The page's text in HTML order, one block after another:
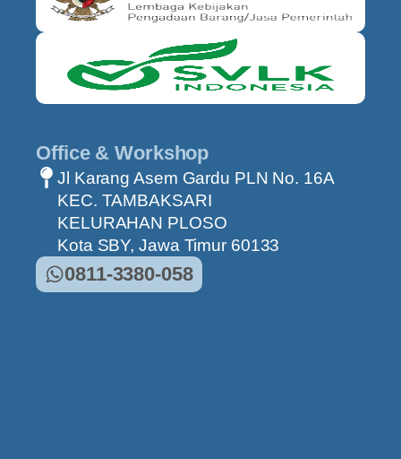
Office & Workshop
Jl Karang Asem Gardu PLN No. 16A
KEC. TAMBAKSARI
KELURAHAN PLOSO
Kota SBY, Jawa Timur 60133
0811-3380-058